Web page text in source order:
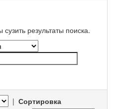
результаты поиска.
| Сортировка